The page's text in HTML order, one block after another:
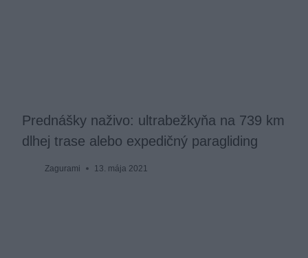
Prednášky naživo: ultrabežkyňa na 739 km
dlhej trase alebo expedičný paragliding
Zagurami 13. mája 2021